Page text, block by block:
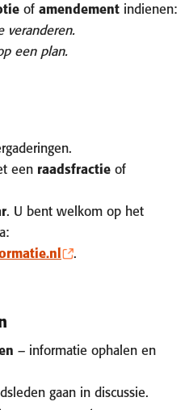
of amendement indienen:
veranderen.
een plan.
een raadsfractie of
. U bent welkom op het
.
– informatie ophalen en
gaan in discussie.